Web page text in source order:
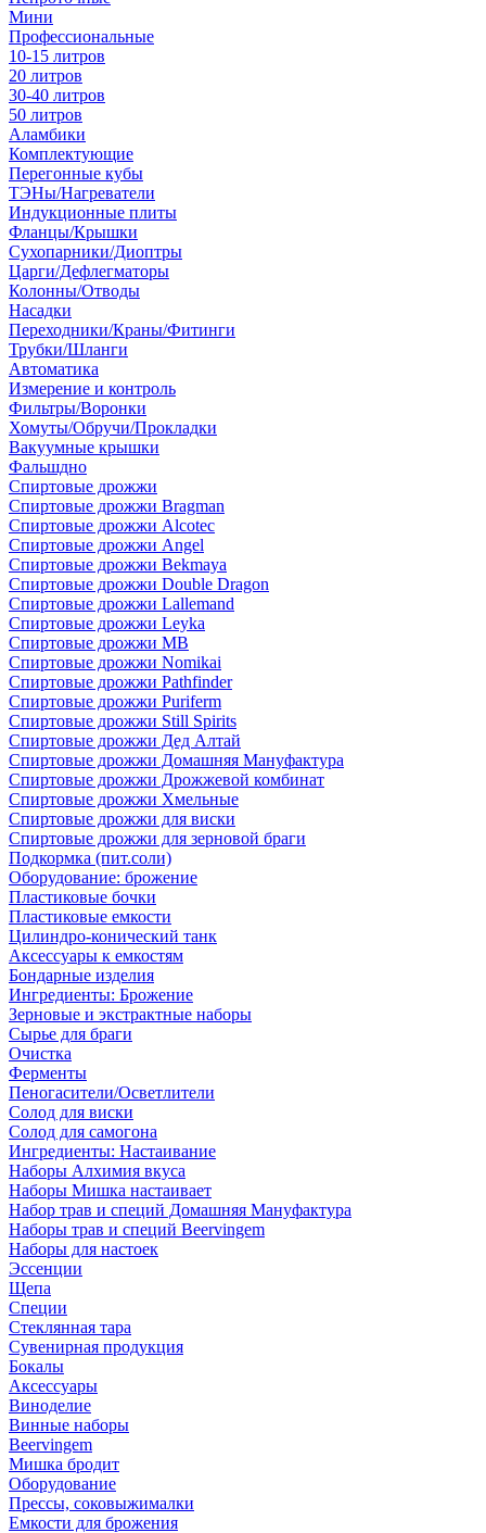
Мини
Профессиональные
10-15 литров
20 литров
30-40 литров
50 литров
Аламбики
Комплектующие
Перегонные кубы
ТЭНы/Нагреватели
Индукционные плиты
Фланцы/Крышки
Сухопарники/Диоптры
Царги/Дефлегматоры
Колонны/Отводы
Насадки
Переходники/Краны/Фитинги
Трубки/Шланги
Автоматика
Измерение и контроль
Фильтры/Воронки
Хомуты/Обручи/Прокладки
Вакуумные крышки
Фальшдно
Спиртовые дрожжи
Спиртовые дрожжи Bragman
Спиртовые дрожжи Alcotec
Спиртовые дрожжи Angel
Спиртовые дрожжи Bekmaya
Спиртовые дрожжи Double Dragon
Спиртовые дрожжи Lallemand
Спиртовые дрожжи Leyka
Спиртовые дрожжи MB
Спиртовые дрожжи Nomikai
Спиртовые дрожжи Pathfinder
Спиртовые дрожжи Puriferm
Спиртовые дрожжи Still Spirits
Спиртовые дрожжи Дед Алтай
Спиртовые дрожжи Домашняя Мануфактура
Спиртовые дрожжи Дрожжевой комбинат
Спиртовые дрожжи Хмельные
Спиртовые дрожжи для виски
Спиртовые дрожжи для зерновой браги
Подкормка (пит.соли)
Оборудование: брожение
Пластиковые бочки
Пластиковые емкости
Цилиндро-конический танк
Аксессуары к емкостям
Бондарные изделия
Ингредиенты: Брожение
Зерновые и экстрактные наборы
Сырье для браги
Очистка
Ферменты
Пеногасители/Осветлители
Солод для виски
Солод для самогона
Ингредиенты: Настаивание
Наборы Алхимия вкуса
Наборы Мишка настаивает
Набор трав и специй Домашняя Мануфактура
Наборы трав и специй Beervingem
Наборы для настоек
Эссенции
Щепа
Специи
Стеклянная тара
Сувенирная продукция
Бокалы
Аксессуары
Виноделие
Винные наборы
Beervingem
Мишка бродит
Оборудование
Прессы, соковыжималки
Емкости для брожения